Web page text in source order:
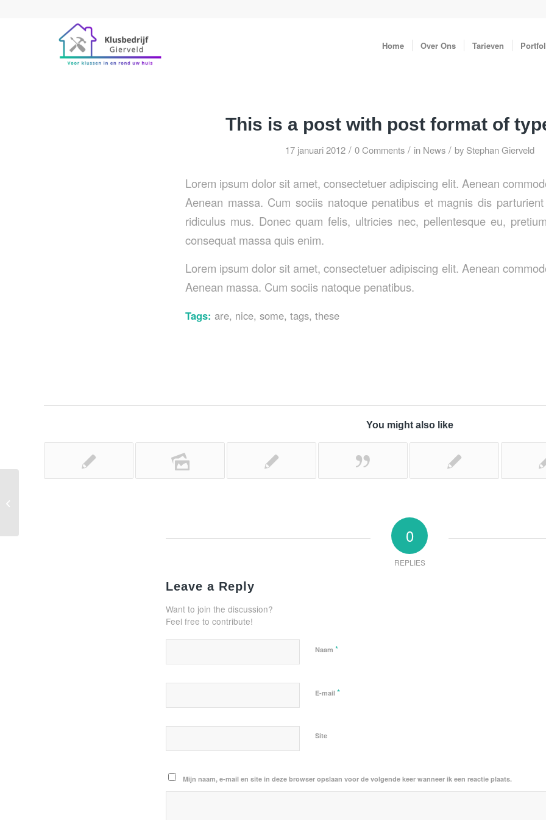
Home Over Ons Tarieven
This is a post with post format of
17 januari 2012 / 0 Comments / in News / by Stephan Gierveld
Lorem ipsum dolor sit amet, consectetuer adipiscing elit. Aenean
Aenean massa. Cum sociis natoque penatibus et magnis dis
ridiculus mus. Donec quam felis, ultricies nec, pellentesque eu,
consequat massa quis enim.
Lorem ipsum dolor sit amet, consectetuer adipiscing elit. Aenean
Aenean massa. Cum sociis natoque penatibus.
Tags: are, nice, some, tags, these
You might also like
0
REPLIES
Leave a Reply
Want to join the discussion?
Feel free to contribute!
Naam *
E-mail *
Site
Mijn naam, e-mail en site in deze browser opslaan voor de volgende keer wanneer ik een reactie plaats.